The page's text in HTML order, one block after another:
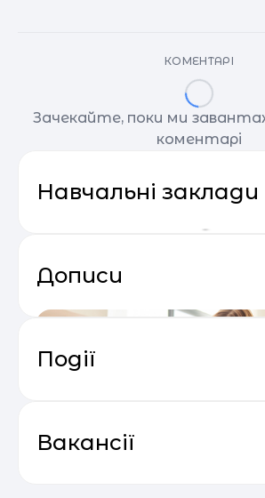
КОМЕНТАРІ
Зачекайте, поки ми
коментарі
Навчальні заклади
Дописи
Події
Маркетинг”
Вакансії